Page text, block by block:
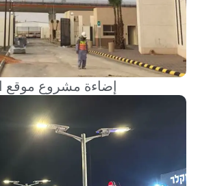
إضاءة مشروع موقع